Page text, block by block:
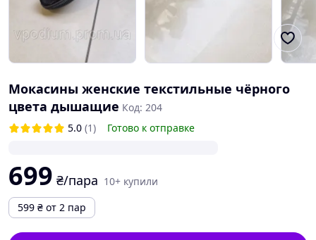
Мокасины женские текстильные чёрного
цвета дышащие Код: 204
5.0 (1) Готово к отправке
699 ₴/пара 10+ купили
599 ₴ от 2 пар